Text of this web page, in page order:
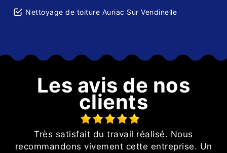
Nettoyage de toiture Auriac Sur Vendinelle
Les avis de nos
clients
Très satisfait du travail réalisé. Nous
recommandons vivement cette entreprise. Un